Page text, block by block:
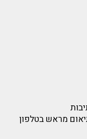
מראש בטלפון